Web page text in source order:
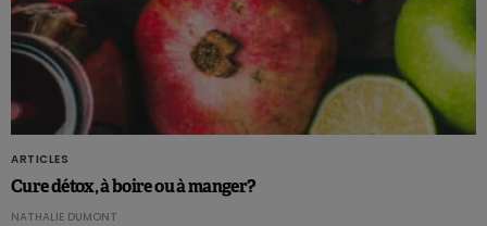
ARTICLES
Cure détox, à boire ou à manger?
NATHALIE DUMONT